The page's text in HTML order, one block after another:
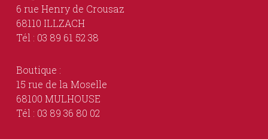
6 rue Henry de Crousaz
68110 ILLZACH
Tél : 03 89 61 52 38
Boutique :
15 rue de la Moselle
68100 MULHOUSE
Tél : 03 89 36 80 02